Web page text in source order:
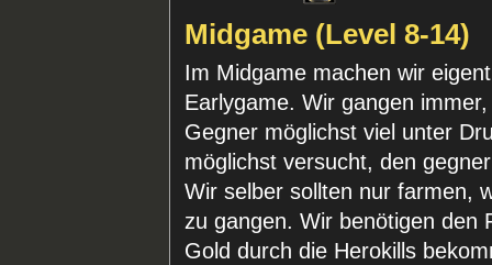
Midgame (Level 8-14)
Im Midgame machen wir
Earlygame. Wir gangen
Gegner möglichst viel unter
möglichst versucht, den
Wir selber sollten nur farmen,
zu gangen. Wir benötigen den
Gold durch die Herokills